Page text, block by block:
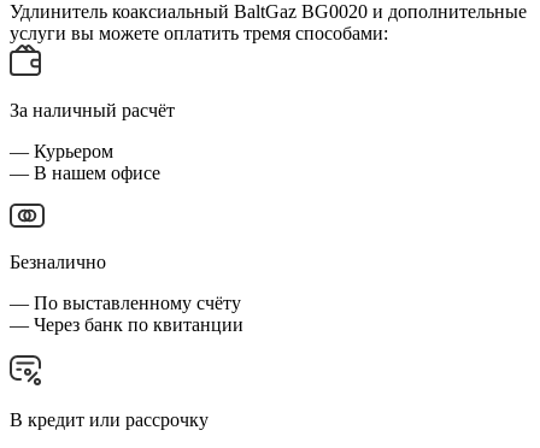
Удлинитель коаксиальный BaltGaz BG0020 и дополнительные
услуги вы можете оплатить тремя способами:
За наличный расчёт
— Курьером
— В нашем офисе
Безналично
— По выставленному счёту
— Через банк по квитанции
В кредит или рассрочку